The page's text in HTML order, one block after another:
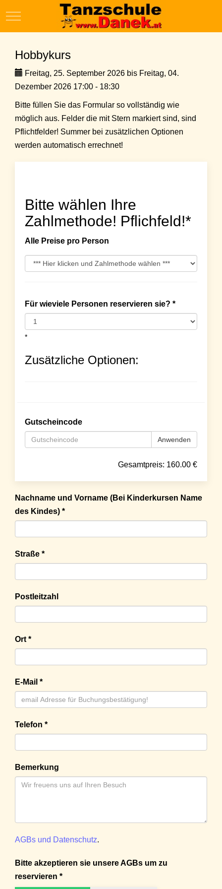
Mobile Menu Toggle
Hobbykurs
Freitag, 25. September 2026 bis Freitag, 04.
Dezember 2026 17:00 - 18:30
Bitte füllen Sie das Formular so vollständig wie
möglich aus. Felder die mit Stern markiert sind, sind
Pflichtfelder! Summer bei zusätzlichen Optionen
werden automatisch errechnet!
Bitte wählen Ihre
Zahlmethode! Pflichfeld!*
Alle Preise pro Person
Für wieviele Personen reservieren sie? *
*
Zusätzliche Optionen:
Gutscheincode
Anwenden
Gesamtpreis: 160.00 €
Nachname und Vorname (Bei Kinderkursen Name
des Kindes) *
Straße *
Postleitzahl
Ort *
E-Mail *
Telefon *
Bemerkung
AGBs und Datenschutz.
Bitte akzeptieren sie unsere AGBs um zu
reservieren *